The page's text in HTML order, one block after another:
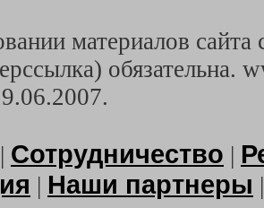
материалов
обязательна.
| Сотрудничество |
| Наши партнеры